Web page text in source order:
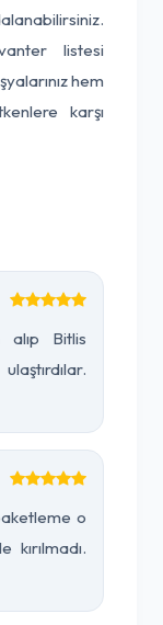
listesi
hem
karşı
alıp Bitlis
o